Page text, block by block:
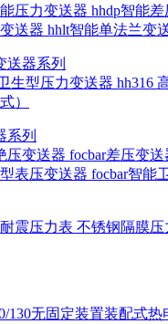
压力变送器 hhdp智能
送器 hhlt智能单法兰变
送器系列
生型压力变送器 hh316
）
系列
压变送器 focbar差压变送
表压变送器 focbar智能
震压力表 不锈钢隔膜压
130无固定装置装配式热